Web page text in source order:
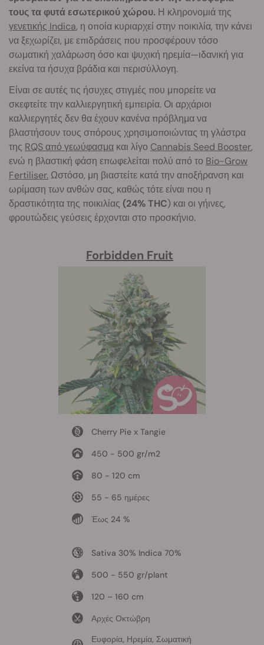
τους τα φυτά εσωτερικού χώρου. Η κληρονομιά της
γενετικής Indica, η οποία κυριαρχεί στην ποικιλία, την κάνει
να ξεχωρίζει, με επιδράσεις που προσφέρουν τόσο
σωματική χαλάρωση όσο και ψυχική ηρεμία—ιδανική για
εκείνα τα ήσυχα βράδια και περισύλλογη.
Είναι σε αυτές τις ήσυχες στιγμές που μπορείτε να
σκεφτείτε την καλλιεργητική εμπειρία. Οι αρχάριοι
καλλιεργητές δεν θα έχουν κανένα πρόβλημα να
βλαστήσουν τους σπόρους χρησιμοποιώντας τη γλάστρα
της RQS από γεωύφασμα και λίγο Cannabis Seed Booster,
ενώ η βλαστική φάση επωφελείται πολύ από το Bio-Grow
Fertiliser.Ωστόσο, μη βιαστείτε κατά την αποξήρανση και
ωρίμαση των ανθών σας, καθώς τότε είναι που η
δραστικότητα της ποικιλίας (24% THC) και οι γήινες,
φρουτώδεις γεύσεις έρχονται στο προσκήνιο.
Forbidden Fruit
Cherry Pie x Tangie
450 - 500 gr/m2
80 - 120 cm
55 - 65 ημέρες
Έως 24 %
Sativa 30% Indica 70%
500 - 550 gr/plant
120 – 160 cm
Αρχές Οκτώβρη
Ευφορία, Ηρεμία, Σωματική